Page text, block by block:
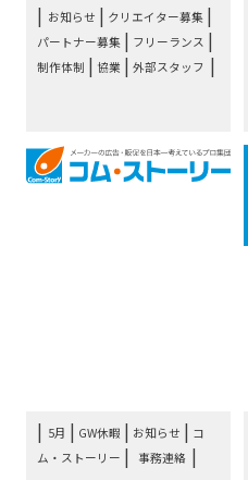
お知らせ | クリエイター募集 |
パートナー募集 | フリーランス |
制作体制 | 協業 |外部スタッフ
5月 | GW休暇 | お知らせ | コ
ム・ストーリー | 事務連絡